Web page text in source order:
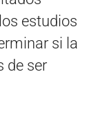
estudios
si la
de ser